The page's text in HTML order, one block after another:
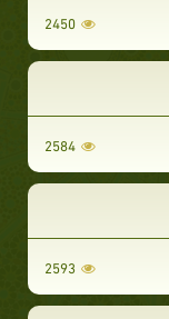
2450
2584
2593